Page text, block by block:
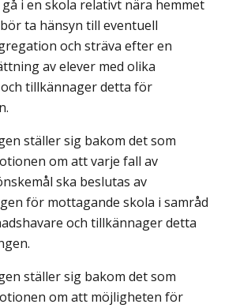
i en skola relativt nära hemmet
ta hänsyn till eventuell
och sträva efter en
av elever med olika
tillkännager detta för
ställer sig bakom det som
om att varje fall av
ska beslutas av
för mottagande skola i samråd
och tillkännager detta
ställer sig bakom det som
om att möjligheten för